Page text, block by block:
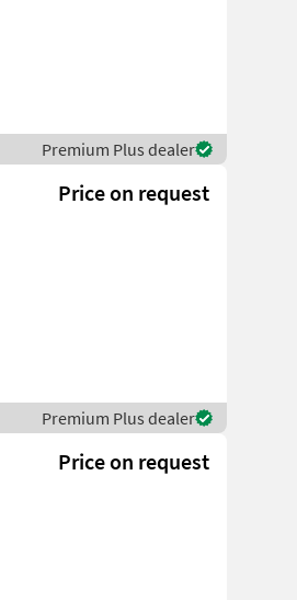
Premium Plus dealer
Price on request
Premium Plus dealer
Price on request